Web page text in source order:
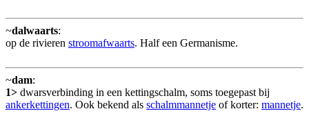
~dalwaarts:
op de rivieren stroomafwaarts. Half een Germanisme.
~dam:
1> dwarsverbinding in een kettingschalm, soms toegepast bij
ankerkettingen. Ook bekend als schalmmannetje of korter: mannetje.